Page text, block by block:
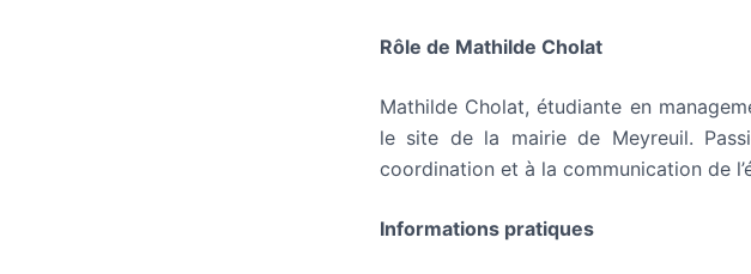
Rôle de Mathilde Cholat
Mathilde Cholat, étudiante en
le site de la mairie de Meyreuil.
coordination et à la communication de
Informations pratiques